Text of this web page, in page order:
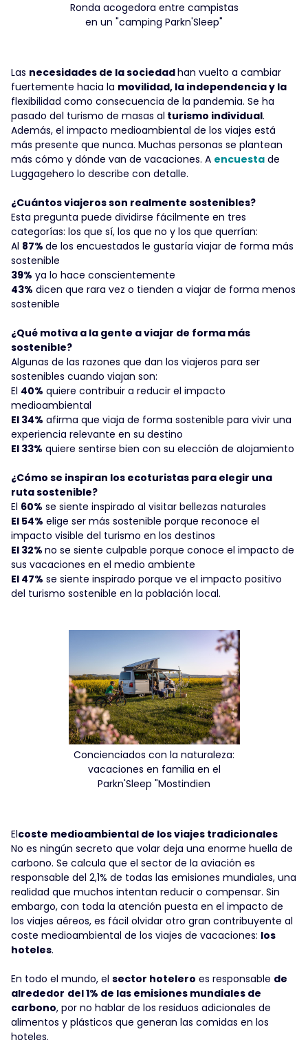
Ronda acogedora entre campistas
en un "camping Parkn'Sleep"
Las necesidades de la sociedadhan vuelto a cambiar
fuertemente hacia la movilidad, la independencia y la
flexibilidad como consecuencia de la pandemia. Se ha
pasado del turismo de masas al turismo individual.
Además, el impacto medioambiental de los viajes está
más presente que nunca. Muchas personas se plantean
más cómo y dónde van de vacaciones. A encuesta de
Luggagehero lo describe con detalle.
¿Cuántos viajeros son realmente sostenibles?
Esta pregunta puede dividirse fácilmente en tres
categorías: los que sí, los que no y los que querrían:
Al 87% de los encuestados le gustaría viajar de forma más
sostenible
‍39% ya lo hace conscientemente
‍43% dicen que rara vez o tienden a viajar de forma menos
sostenible
¿Qué motiva a la gente a viajar de forma más
sostenible?
Algunas de las razones que dan los viajeros para ser
sostenibles cuando viajan son:
El 40% quiere contribuir a reducir el impacto
medioambiental
El 34% afirma que viaja de forma sostenible para vivir una
experiencia relevante en su destino
El 33% quiere sentirse bien con su elección de alojamiento
¿Cómo se inspiran los ecoturistas para elegir una
ruta sostenible?
El 60% se siente inspirado al visitar bellezas naturales
El 54% elige ser más sostenible porque reconoce el
impacto visible del turismo en los destinos
El 32% no se siente culpable porque conoce el impacto de
sus vacaciones en el medio ambiente
El 47% se siente inspirado porque ve el impacto positivo
del turismo sostenible en la población local.
Concienciados con la naturaleza:
vacaciones en familia en el
Parkn'Sleep "Mostindien
‍Elcoste medioambiental de los viajes tradicionales
No es ningún secreto que volar deja una enorme huella de
carbono. Se calcula que el sector de la aviación es
responsable del 2,1% de todas las emisiones mundiales, una
realidad que muchos intentan reducir o compensar. Sin
embargo, con toda la atención puesta en el impacto de
los viajes aéreos, es fácil olvidar otro gran contribuyente al
coste medioambiental de los viajes de vacaciones: los
hoteles.
En todo el mundo, el sector hotelero es responsable de
alrededor del 1% de las emisiones mundiales de
carbono, por no hablar de los residuos adicionales de
alimentos y plásticos que generan las comidas en los
hoteles.